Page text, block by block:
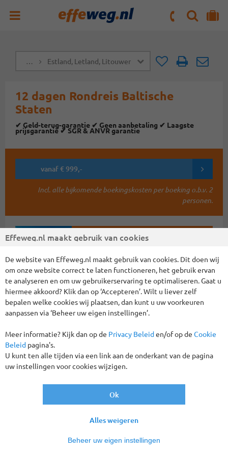
ZOEKENNAAR 'MIJN REIS' OMGEVING
… Estland, Letland, Litouwen, Polen Doorsturen
12 dagen Rondreis Baltische
Staten
✔ Geld-terug-garantie ✔ Geen aanbetaling ✔ Laagste
prijsgarantie ✔ SGR & ANVR garantie
vanaf € 999,-
Incl. alle bijkomende boekingskosten per boeking o.b.v. 2
personen.
Tot € 70,- korting p.p.!
Maak tijdens deze rondreis Baltische Staten kennis met
Estland, Letland en Litouwen. Drie Baltische landen die zich
de tijd lijkt te hebben stilgestaan. Deze drie landen worden
vaak in één adem genoemd, maar zijn toch geheel
zijn bijzonder fraai en hebben elk een indrukwekkende
Baltische Staten maakt u kennis met bekende steden zoals
Effeweg.nl maakt gebruik van cookies
De website van Effeweg.nl maakt gebruik van cookies. Dit doen wij
om onze website correct te laten functioneren, het gebruik ervan
te analyseren en om uw gebruikerservaring te optimaliseren. Gaat u
hiermee akkoord? Klik dan op ‘Accepteren’. Wilt u liever zelf
bepalen welke cookies wij plaatsen, dan kunt u uw voorkeuren
aanpassen via ‘Beheer uw eigen instellingen’.
Meer informatie? Kijk dan op de Privacy Beleiden/of op de Cookie
Beleid pagina's.
U kunt ten alle tijden via een link aan de onderkant van de pagina
uw instellingen voor cookies wijzigen.
Beheer uw eigen instellingen
Alles weigeren
Ok